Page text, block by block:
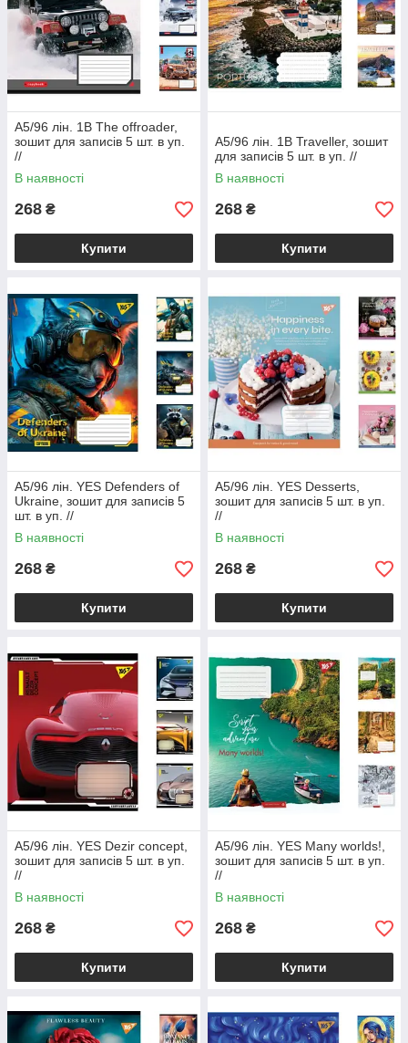
А5/96 лін. 1В The offroader,
зошит для записів 5 шт. в уп.
//
В наявності
268 ₴
Купити
А5/96 лін. 1В Traveller, зошит
для записів 5 шт. в уп. //
В наявності
268 ₴
Купити
А5/96 лін. YES Defenders of
Ukraine, зошит для записів 5
шт. в уп. //
В наявності
268 ₴
Купити
А5/96 лін. YES Desserts,
зошит для записів 5 шт. в уп.
//
В наявності
268 ₴
Купити
А5/96 лін. YES Dezir concept,
зошит для записів 5 шт. в уп.
//
В наявності
268 ₴
Купити
А5/96 лін. YES Many worlds!,
зошит для записів 5 шт. в уп.
//
В наявності
268 ₴
Купити